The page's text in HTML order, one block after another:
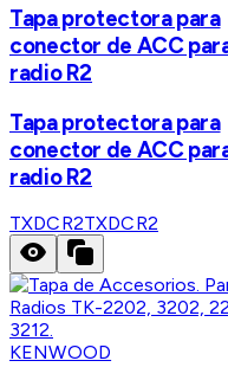
Tapa protectora para
conector de ACC
radio R2
Tapa protectora para
conector de ACC
radio R2
TXDCR2TXDCR2
KENWOOD